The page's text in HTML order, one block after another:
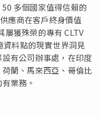
多個國家值得信賴的
應商在客戶終身價值
屢獲殊榮的專有 CLTV
料點的現實世界洞見
有公司辦事處，在印度
蘭、馬來西亞、哥倫比
業務。